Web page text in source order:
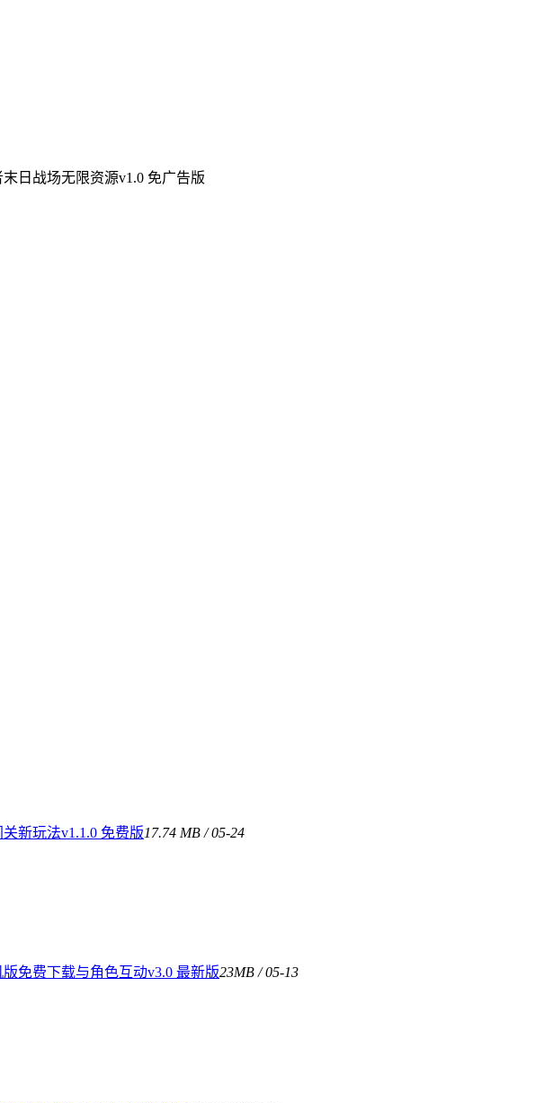
日战场无限资源v1.0 免广告版
新玩法v1.1.0 免费版17.74 MB / 05-24
免费下载与角色互动v3.0 最新版23MB / 05-13